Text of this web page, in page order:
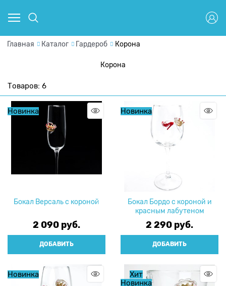
Главная Каталог Гардероб Корона
Корона
Товаров: 6
Новинка
Бокал Версаль с короной
2 090 руб.
ДОБАВИТЬ
Новинка
Бокал Бордо с короной и
красным лабутеном
2 290 руб.
ДОБАВИТЬ
Новинка
Хит
Новинка